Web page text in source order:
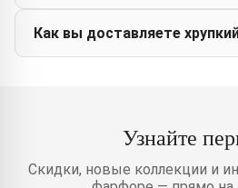
Как вы доставляете
Узнайте
Скидки, новые коллекции и